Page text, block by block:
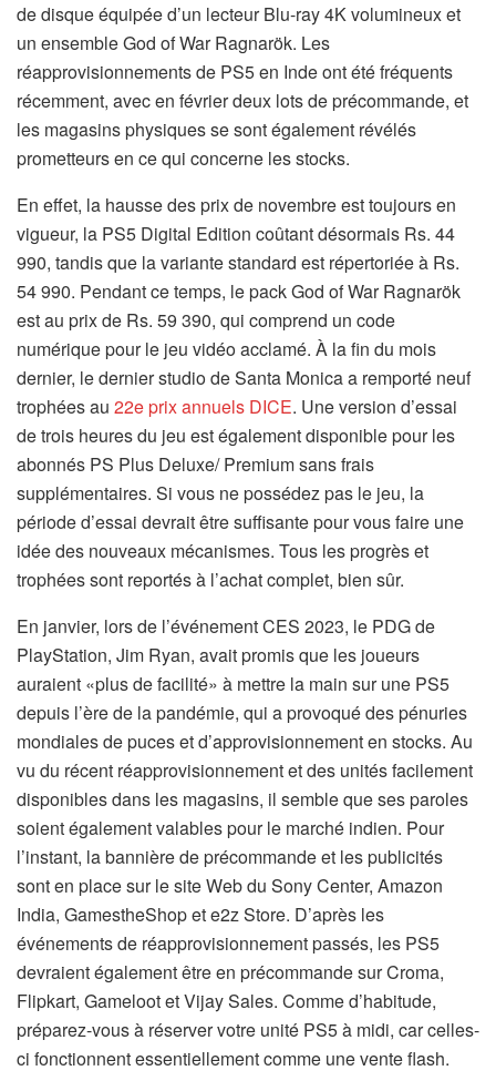
de disque équipée d’un lecteur Blu-ray 4K volumineux et
un ensemble God of War Ragnarök. Les
réapprovisionnements de PS5 en Inde ont été fréquents
récemment, avec en février deux lots de précommande, et
les magasins physiques se sont également révélés
prometteurs en ce qui concerne les stocks.
En effet, la hausse des prix de novembre est toujours en
vigueur, la PS5 Digital Edition coûtant désormais Rs. 44
990, tandis que la variante standard est répertoriée à Rs.
54 990. Pendant ce temps, le pack God of War Ragnarök
est au prix de Rs. 59 390, qui comprend un code
numérique pour le jeu vidéo acclamé. À la fin du mois
dernier, le dernier studio de Santa Monica a remporté neuf
trophées au 22e prix annuels DICE. Une version d’essai
de trois heures du jeu est également disponible pour les
abonnés PS Plus Deluxe/ Premium sans frais
supplémentaires. Si vous ne possédez pas le jeu, la
période d’essai devrait être suffisante pour vous faire une
idée des nouveaux mécanismes. Tous les progrès et
trophées sont reportés à l’achat complet, bien sûr.
En janvier, lors de l’événement CES 2023, le PDG de
PlayStation, Jim Ryan, avait promis que les joueurs
auraient «plus de facilité» à mettre la main sur une PS5
depuis l’ère de la pandémie, qui a provoqué des pénuries
mondiales de puces et d’approvisionnement en stocks. Au
vu du récent réapprovisionnement et des unités facilement
disponibles dans les magasins, il semble que ses paroles
soient également valables pour le marché indien. Pour
l’instant, la bannière de précommande et les publicités
sont en place sur le site Web du Sony Center, Amazon
India, GamestheShop et e2z Store. D’après les
événements de réapprovisionnement passés, les PS5
devraient également être en précommande sur Croma,
Flipkart, Gameloot et Vijay Sales. Comme d’habitude,
préparez-vous à réserver votre unité PS5 à midi, car celles-
ci fonctionnent essentiellement comme une vente flash.